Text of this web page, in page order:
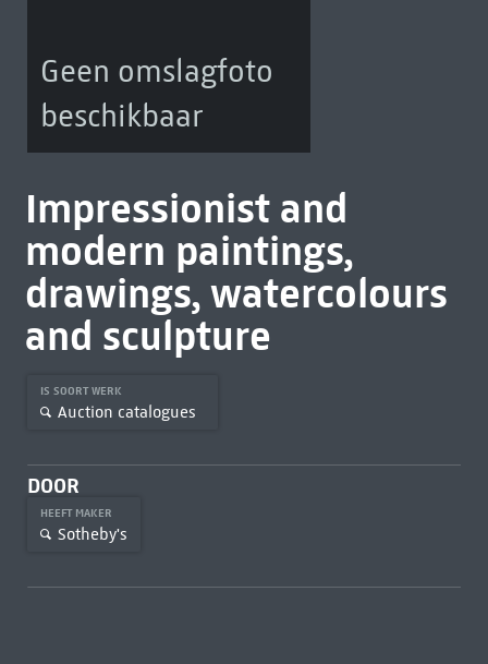
Geen omslagfoto
beschikbaar
Impressionist and
modern paintings,
drawings, watercolours
and sculpture
IS SOORT WERK
Auction catalogues
DOOR
HEEFT MAKER
Sotheby's